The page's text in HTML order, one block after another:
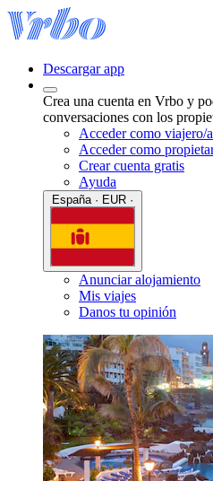
Descargar app
Crea una cuenta en Vrbo y
conversaciones con los
Acceder como viajero/a
Acceder como
Crear cuenta gratis
Ayuda
Anunciar alojamiento
Mis viajes
Danos tu opinión